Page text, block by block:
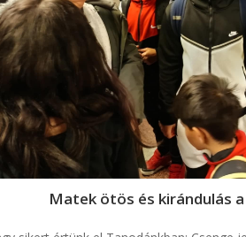
Matek ötös és kirándulás